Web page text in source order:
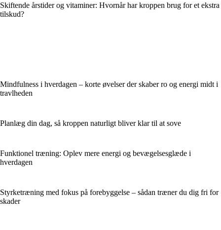
Skiftende årstider og vitaminer: Hvornår har kroppen brug for et ekstra
tilskud?
Mindfulness i hverdagen – korte øvelser der skaber ro og energi midt i
travlheden
Planlæg din dag, så kroppen naturligt bliver klar til at sove
Funktionel træning: Oplev mere energi og bevægelsesglæde i
hverdagen
Styrketræning med fokus på forebyggelse – sådan træner du dig fri for
skader